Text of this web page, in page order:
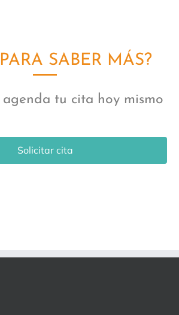
SABER MÁS?
agenda tu cita hoy mismo
Solicitar cita